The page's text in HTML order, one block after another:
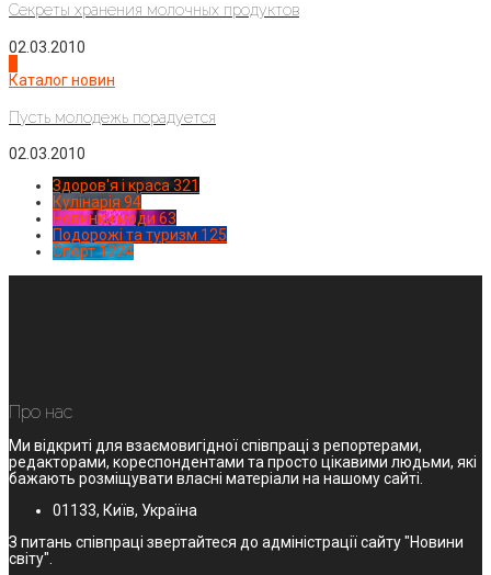
Секреты хранения молочных продуктов
02.03.2010
Каталог новин
Пусть молодежь порадуется
02.03.2010
Здоров'я і краса 321
Кулінарія 94
Новинки моди 63
Подорожі та туризм 125
Спорт1224
Про нас
Ми відкриті для взаємовигідної співпраці з репортерами,
редакторами, кореспондентами та просто цікавими людьми, які
бажають розміщувати власні матеріали на нашому сайті.
01133, Київ, Україна
З питань співпраці звертайтеся до адміністрації сайту "Новини
світу".